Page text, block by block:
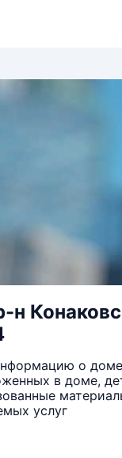
н
о
в доме,
услуг